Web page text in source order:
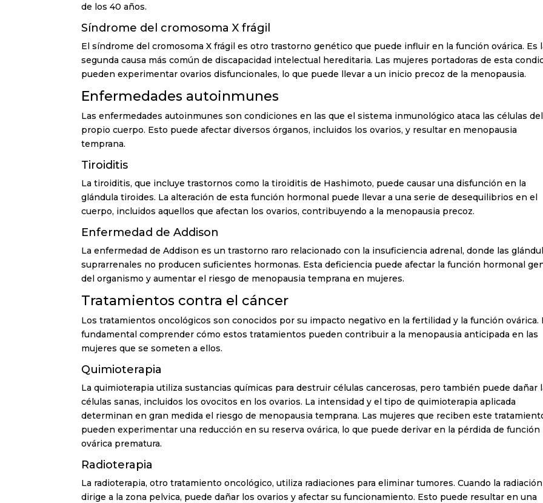
de los 40 años.
Síndrome del cromosoma X frágil
El síndrome del cromosoma X frágil es otro trastorno genético que puede influir en la función ovárica. Es
segunda causa más común de discapacidad intelectual hereditaria. Las mujeres portadoras de esta
pueden experimentar ovarios disfuncionales, lo que puede llevar a un inicio precoz de la menopausia.
Enfermedades autoinmunes
Las enfermedades autoinmunes son condiciones en las que el sistema inmunológico ataca las células del
propio cuerpo. Esto puede afectar diversos órganos, incluidos los ovarios, y resultar en menopausia
temprana.
Tiroiditis
La tiroiditis, que incluye trastornos como la tiroiditis de Hashimoto, puede causar una disfunción en la
glándula tiroides. La alteración de esta función hormonal puede llevar a una serie de desequilibrios en el
cuerpo, incluidos aquellos que afectan los ovarios, contribuyendo a la menopausia precoz.
Enfermedad de Addison
La enfermedad de Addison es un trastorno raro relacionado con la insuficiencia adrenal, donde las
suprarrenales no producen suficientes hormonas. Esta deficiencia puede afectar la función hormonal
del organismo y aumentar el riesgo de menopausia temprana en mujeres.
Tratamientos contra el cáncer
Los tratamientos oncológicos son conocidos por su impacto negativo en la fertilidad y la función ovárica.
fundamental comprender cómo estos tratamientos pueden contribuir a la menopausia anticipada en las
mujeres que se someten a ellos.
Quimioterapia
La quimioterapia utiliza sustancias químicas para destruir células cancerosas, pero también puede dañar
células sanas, incluidos los ovocitos en los ovarios. La intensidad y el tipo de quimioterapia aplicada
determinan en gran medida el riesgo de menopausia temprana. Las mujeres que reciben este
pueden experimentar una reducción en su reserva ovárica, lo que puede derivar en la pérdida de función
ovárica prematura.
Radioterapia
La radioterapia, otro tratamiento oncológico, utiliza radiaciones para eliminar tumores. Cuando la
dirige a la zona pelvica, puede dañar los ovarios y afectar su funcionamiento. Esto puede resultar en una